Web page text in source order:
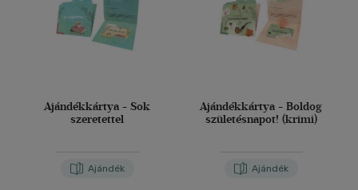
Ajándékkártya - Sok
szeretettel
Ajándék
Ajándékkártya - Boldog
születésnapot! (krimi)
Ajándék